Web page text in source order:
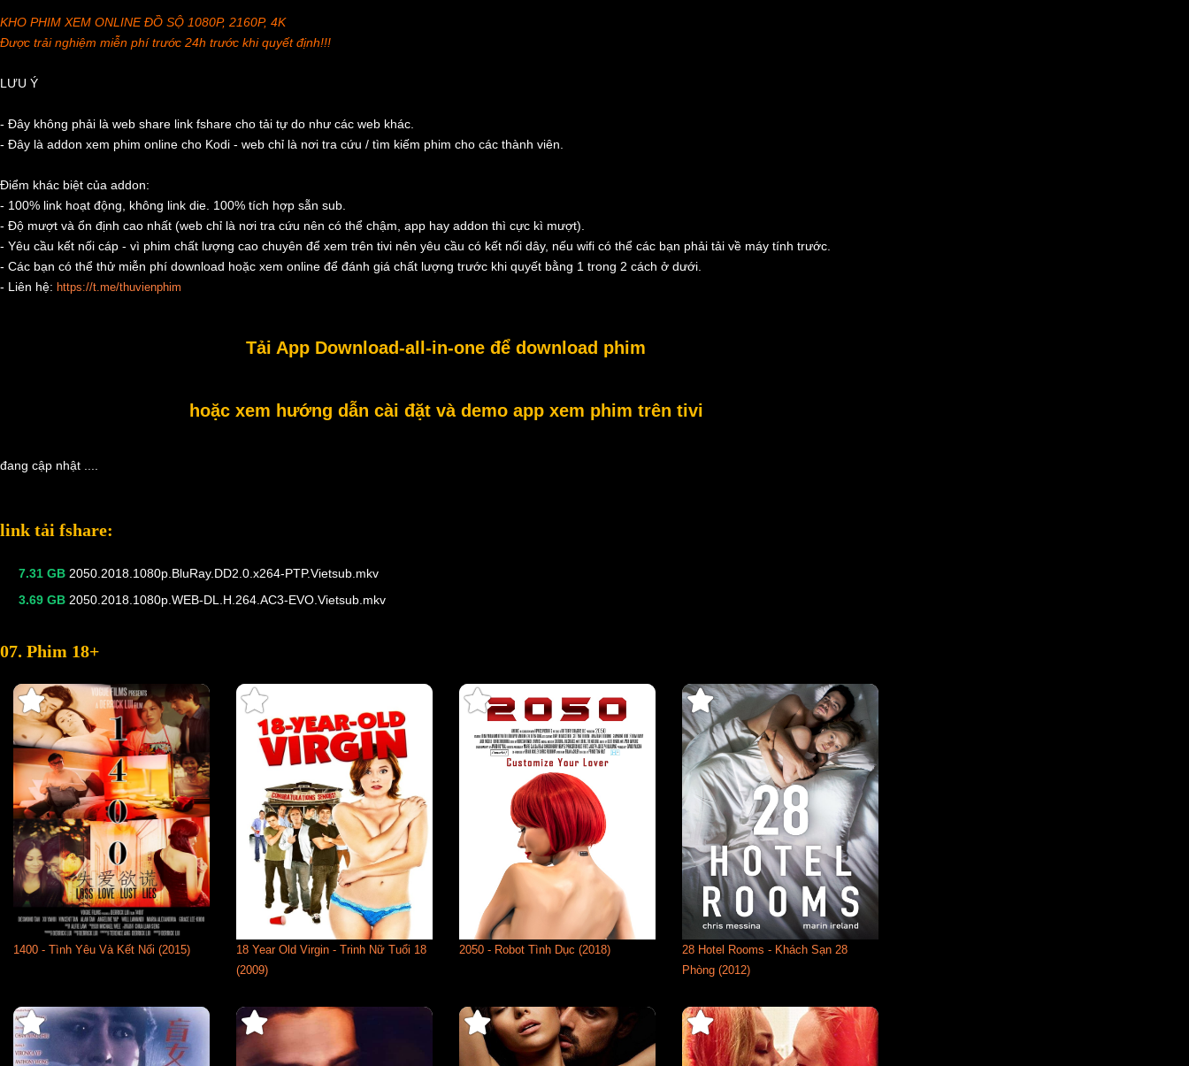
KHO PHIM XEM ONLINE ĐỒ SỘ 1080P, 2160P, 4K
Được trải nghiệm miễn phí trước 24h trước khi quyết định!!!
LƯU Ý
- Đây không phải là web share link fshare cho tải tự do như các web khác.
- Đây là addon xem phim online cho Kodi - web chỉ là nơi tra cứu / tìm kiếm phim cho các thành viên.
Điểm khác biệt của addon:
- 100% link hoạt động, không link die. 100% tích hợp sẵn sub.
- Độ mượt và ổn định cao nhất (web chỉ là nơi tra cứu nên có thể chậm, app hay addon thì cực kì mượt).
- Yêu cầu kết nối cáp - vì phim chất lượng cao chuyên để xem trên tivi nên yêu cầu có kết nối dây, nếu wifi có thể các bạn phải tải về máy tính trước.
- Các bạn có thể thử miễn phí download hoặc xem online để đánh giá chất lượng trước khi quyết bằng 1 trong 2 cách ở dưới.
- Liên hệ: https://t.me/thuvienphim
Tải App Download-all-in-one để download phim
hoặc xem hướng dẫn cài đặt và demo app xem phim trên tivi
đang cập nhật ....
link tải fshare:
7.31 GB 2050.2018.1080p.BluRay.DD2.0.x264-PTP.Vietsub.mkv
3.69 GB 2050.2018.1080p.WEB-DL.H.264.AC3-EVO.Vietsub.mkv
07. Phim 18+
1400 - Tình Yêu Và Kết Nối (2015)
18 Year Old Virgin - Trinh Nữ Tuổi 18
(2009)
2050 - Robot Tình Dục (2018)
28 Hotel Rooms - Khách Sạn 28
Phòng (2012)